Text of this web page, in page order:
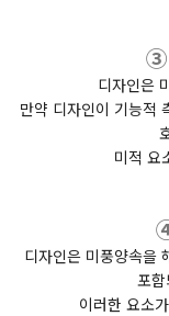
③
디자인은
만약 디자인이 기능적
미적 요
디자인은 미풍양속을
포
이러한 요소